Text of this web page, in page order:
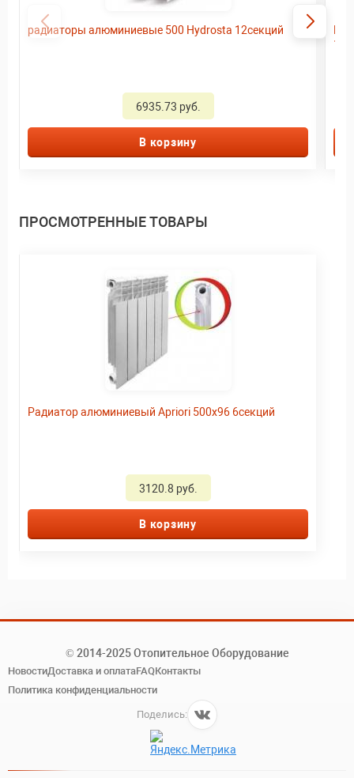
радиаторы алюминиевые 500 Hydrosta 12секций
6935.73 руб.
В корзину
ПРОСМОТРЕННЫЕ ТОВАРЫ
Радиатор алюминиевый Apriori 500х96 6секций
3120.8 руб.
В корзину
© 2014-2025 Отопительное Оборудование
НовостиДоставка и оплатаFAQКонтакты
Политика конфиденциальности
Поделись: